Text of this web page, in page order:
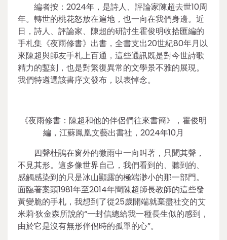
編者按：2024年，是詩人、評論家陳超去世10周
年。轉世的桃花怒放在遍地，也一向在我們身邊。近
日，詩人、評論家、陳超的研討生霍俊明收拾匯編的
手札集《夜雨修書》出書，全書支出20世紀80年月以
來陳超與師友手札上百通，這些通訊既是對今世詩歌
精力的鏨刻，也是對繁復異常的文學景不雅的展現。
我們特遴選該書序文發布，以表悼念。
《夜雨修書：陳超和他的伴侶們往來書簡》，霍俊明
編，江蘇鳳凰文藝出書社，2024年10月
四聲杜鵑在窗外的微雨中一向叫著，只聞其聲，
不見其形。這多像世界自己，我們看到的、聽到的、
感觸感染到的只是冰山顯露的極端渺小的那一部門。
面臨著案頭1981年至2014年間陳超師長教師的這些發
黃變脆的手札，我想到了從25歲開端就棄盡社交的艾
米莉·狄金森所說的“一封信總給我一種長生似的感到，
由於它是沒有無形伴侶時的孤單的心”。